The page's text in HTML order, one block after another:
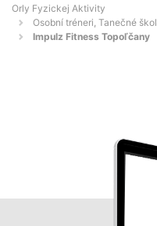
Orly Fyzickej Aktivity
Osobní tréneri, Tanečné
Impulz Fitness Topoľčany